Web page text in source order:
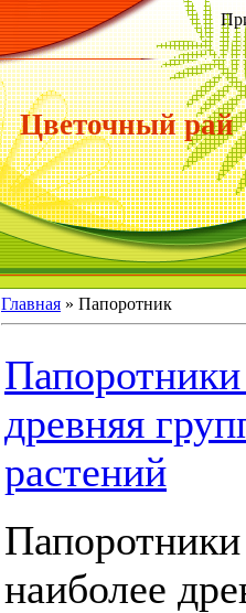
Цветочный рай
Главная » Папоротник
древняя
растений
наиболее